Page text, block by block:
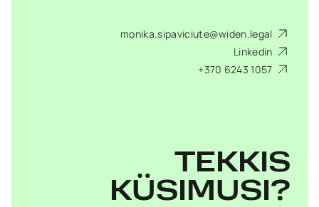
monika.sipaviciute@widen.legal
Linkedin
+370 6243 1057
TEKKIS
KÜSIMUSI?